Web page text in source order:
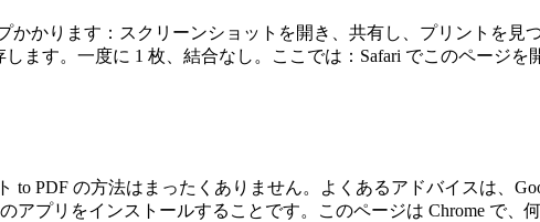
かかります：スクリーンショットを開き、共有し、プリントを
ます。一度に 1 枚、結合なし。ここでは：Safari でこのページを
to PDF の方法はまったくありません。よくあるアドバイスは、
プリをインストールすることです。このページは Chrome で、